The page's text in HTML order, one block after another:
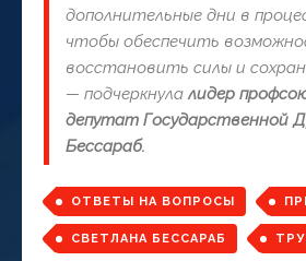
дополнительные дни в
чтобы обеспечить
восстановить силы и
— подчеркнула лидер
депутат Государственной
Бессараб.
ОТВЕТЫ НА ВОПРОСЫ
СВЕТЛАНА БЕССАРАБ